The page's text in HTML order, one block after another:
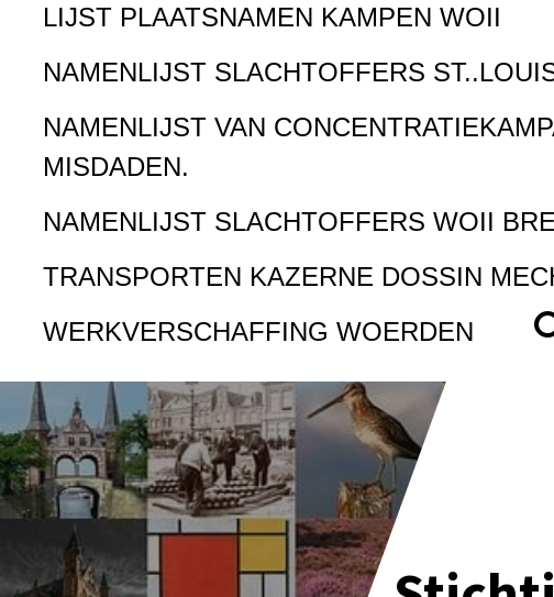
LIJST PLAATSNAMEN KAMPEN WOII
NAMENLIJST SLACHTOFFERS
NAMENLIJST VAN
MISDADEN.
NAMENLIJST SLACHTOFFERS WOII
TRANSPORTEN KAZERNE DOSSIN
WERKVERSCHAFFING WOERDEN